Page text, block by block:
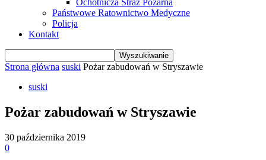
Ochotnicza Straż Pożarna
Państwowe Ratownictwo Medyczne
Policja
Kontakt
Strona główna suski Pożar zabudowań w Stryszawie
suski
Pożar zabudowań w Stryszawie
30 października 2019
0